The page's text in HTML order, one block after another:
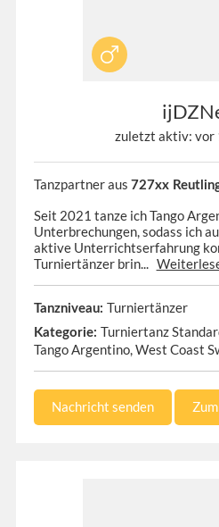
zuletzt aktiv: vor
Tanzpartner aus 727xx
Seit 2021 tanze ich Tango
Unterbrechungen, sodass ich
aktive Unterrichtserfahrung
Turniertänzer brin...
Tanzniveau: Turniertänzer
Kategorie: Turniertanz
Tango Argentino, West Coast
Nachricht senden